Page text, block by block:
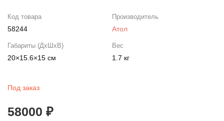
Код товара
58244
Производитель
Атол
Габариты (ДхШхВ)
20×15.6×15 см
Вес
1.7 кг
Под заказ
58000 ₽